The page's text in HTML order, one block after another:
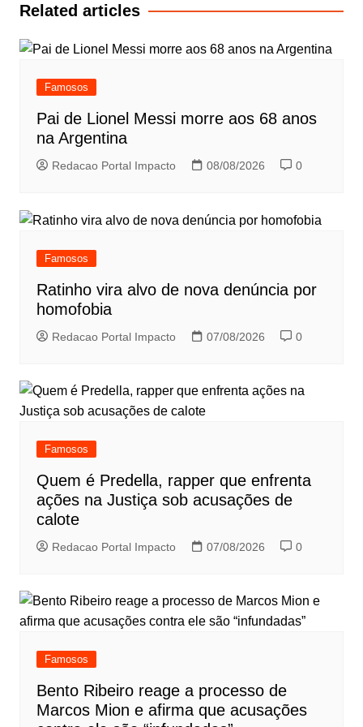
Related articles
Famosos
Pai de Lionel Messi morre aos 68 anos
na Argentina
Redacao Portal Impacto 08/08/2026 0
Famosos
Ratinho vira alvo de nova denúncia por
homofobia
Redacao Portal Impacto 07/08/2026 0
Famosos
Quem é Predella, rapper que enfrenta
ações na Justiça sob acusações de
calote
Redacao Portal Impacto 07/08/2026 0
Famosos
Bento Ribeiro reage a processo de
Marcos Mion e afirma que acusações